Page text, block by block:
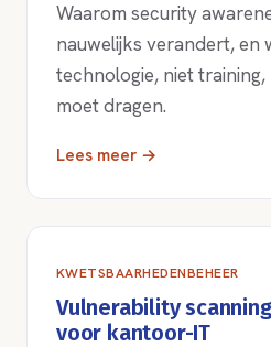
Waarom security
nauwelijks verandert, en
technologie, niet
moet dragen.
Lees meer →
KWETSBAARHEDENBEHEER
Vulnerability
voor kantoor-IT